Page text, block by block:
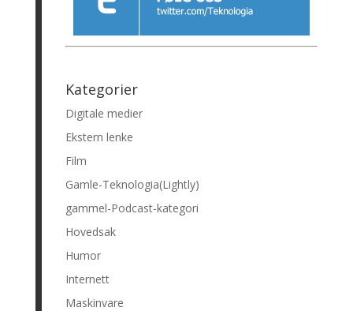
Kategorier
Digitale medier
Ekstern lenke
Film
Gamle-Teknologia(Lightly)
gammel-Podcast-kategori
Hovedsak
Humor
Internett
Maskinvare